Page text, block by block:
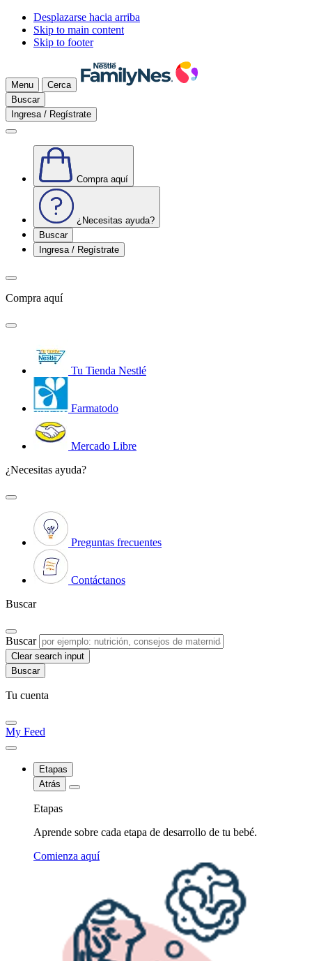
Desplazarse hacia arriba
Skip to main content
Skip to footer
Menu
Cerca
Buscar
Ingresa / Regístrate
Compra aquí
¿Necesitas ayuda?
Buscar
Ingresa / Regístrate
Compra aquí
Tu Tienda Nestlé
Farmatodo
Mercado Libre
¿Necesitas ayuda?
Preguntas frecuentes
Contáctanos
Buscar
Buscar
Clear search input
Tu cuenta
My Feed
Etapas
Atrás
Etapas
Aprende sobre cada etapa de desarrollo de tu bebé.
Comienza aquí